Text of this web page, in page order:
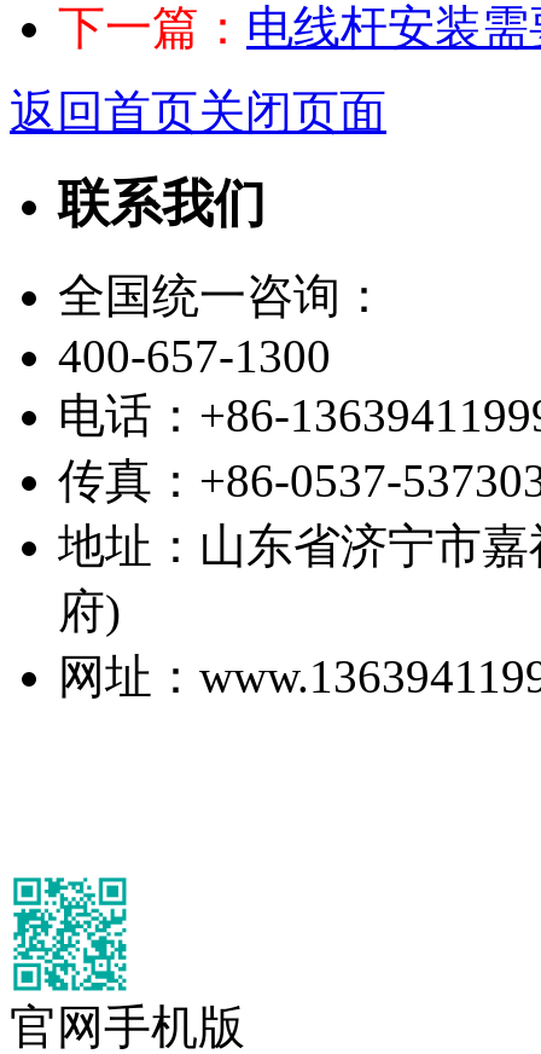
下一篇： 电线杆安装
返回首页关闭页面
联系我们
全国统一咨询：
400-657-1300
电话：+86-
传真：+86-0537-
地址：山东省济宁市
府)
网址：
官网手机版